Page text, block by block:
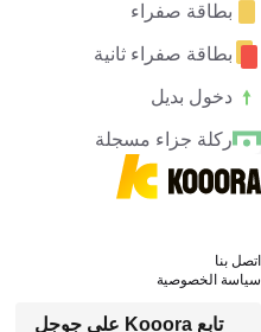
بطاقة صفراء
بطاقة صفراء ثانية
دخول بديل
ركلة جزاء مسجلة
تابع Kooora على جوجل
اتصل بنا
سياسة الخصوصية